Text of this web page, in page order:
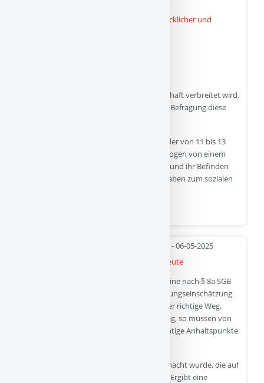
Ich wundere mich, wie kritiklos diese Botschaft verbreitet wird.
Ich wundere mich deshalb, weil die zitierte Befragung diese
Ein kurzer Blick auf die Studie: Ca 1500 Kinder von 11 bis 13
Jahren aus Florida/USA wurden per Fragebogen von einem
Umfrageinstitut über ihre Mediennutzung und ihr Befinden
befragt. Zudem machten deren Eltern Angaben zum sozialen
- 06-05-2025
Vorweg: Gibt es alarmierende Gründe, ist eine nach § 8a SGB
VIII an das Jugendamt adressierte Gefährdungseinschätzung
bei Verdacht auf Kindeswohlgefährdung der richtige Weg.
Machen Fachpersonen eine solche Meldung, so müssen von
mehreren Paar Augen geprüfte und gewichtige Anhaltspunkte
Aber was passiert, wenn eine Meldung gemacht wurde, die auf
einer fachlichen Fehleinschätzung beruht? Ergibt eine